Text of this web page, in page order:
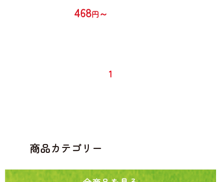
468円～
1
商品カテゴリー